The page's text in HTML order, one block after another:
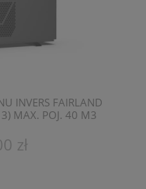
INVERS FAIRLAND
MAX. POJ. 40 M3
zł